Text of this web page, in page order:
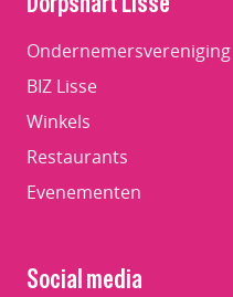
Ondernemersvereniging
BIZ Lisse
Winkels
Restaurants
Evenementen
Social media